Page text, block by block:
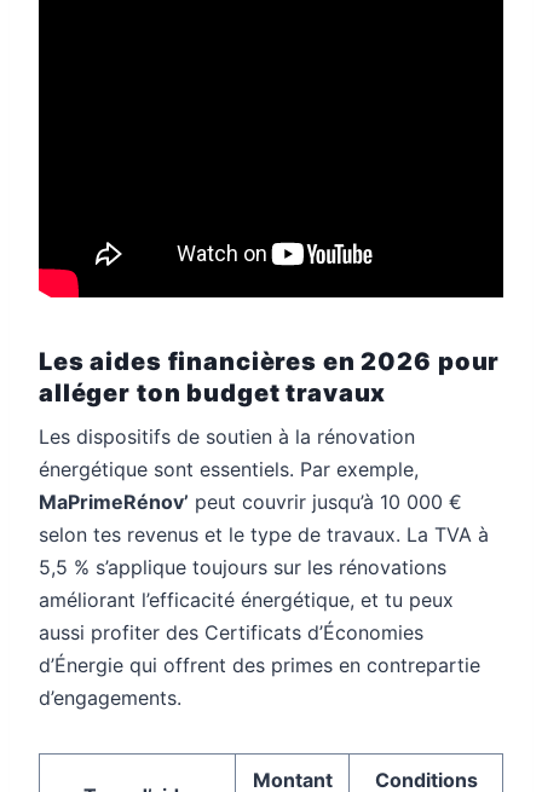
Les aides financières en 2026 pour
alléger ton budget travaux
Les dispositifs de soutien à la rénovation
énergétique sont essentiels. Par exemple,
MaPrimeRénov’ peut couvrir jusqu’à 10 000 €
selon tes revenus et le type de travaux. La TVA à
5,5 % s’applique toujours sur les rénovations
améliorant l’efficacité énergétique, et tu peux
aussi profiter des Certificats d’Économies
d’Énergie qui offrent des primes en contrepartie
d’engagements.
Montant Conditions